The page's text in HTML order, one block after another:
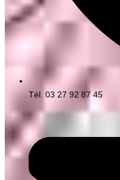
Tél. 03 27 92 87 45